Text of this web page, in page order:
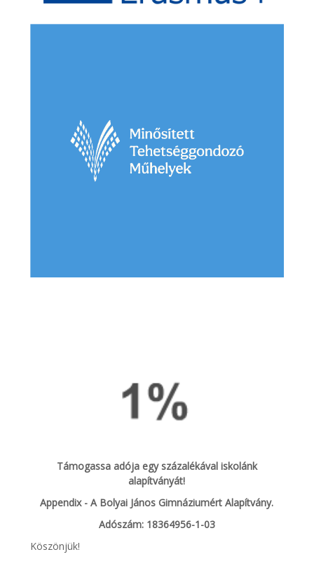
Támogassa adója egy százalékával iskolánk
alapítványát!
Appendix - A Bolyai János Gimnáziumért Alapítvány.
Adószám: 18364956-1-03
Köszönjük!